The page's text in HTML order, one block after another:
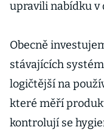
upravili nabídku
Obecně
stávajících
logičtější na
které měří
kontrolují se